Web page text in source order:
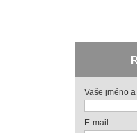
Vaše jméno
E-mail